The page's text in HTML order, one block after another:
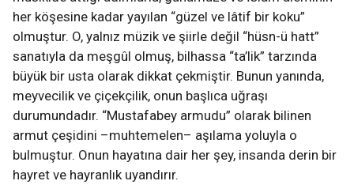
her köşesine kadar yayılan “güzel ve lâtif bir koku”
olmuştur. O, yalnız müzik ve şiirle değil “hüsn-ü hatt”
sanatıyla da meşgûl olmuş, bilhassa “ta’lik” tarzında
büyük bir usta olarak dikkat çekmiştir. Bunun yanında,
meyvecilik ve çiçekçilik, onun başlıca uğraşı
durumundadır. “Mustafabey armudu” olarak bilinen
armut çeşidini –muhtemelen– aşılama yoluyla o
bulmuştur. Onun hayatına dair her şey, insanda derin bir
hayret ve hayranlık uyandırır.